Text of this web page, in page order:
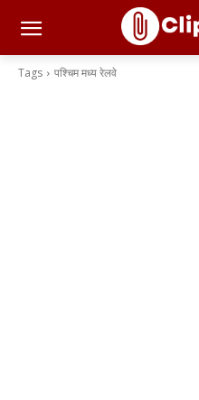
Tags पश्चिम मध्य रेलवे